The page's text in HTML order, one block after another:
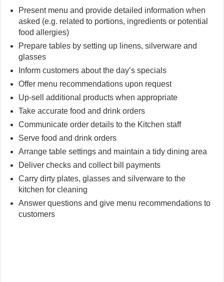
Present menu and provide detailed information when
asked (e.g. related to portions, ingredients or potential
food allergies)
Prepare tables by setting up linens, silverware and
glasses
Inform customers about the day’s specials
Offer menu recommendations upon request
Up-sell additional products when appropriate
Take accurate food and drink orders
Communicate order details to the Kitchen staff
Serve food and drink orders
Arrange table settings and maintain a tidy dining area
Deliver checks and collect bill payments
Carry dirty plates, glasses and silverware to the
kitchen for cleaning
Answer questions and give menu recommendations to
customers